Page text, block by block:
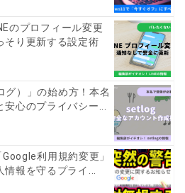
のプロフィール変更
そり更新する設定術
グ）」の始め方！本名
心のプライバシー...
利用規約変更」
報を守るプライ...